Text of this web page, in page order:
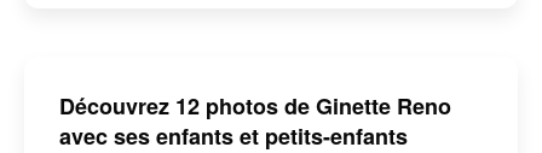
Découvrez 12 photos de Ginette Reno
avec ses enfants et petits-enfants